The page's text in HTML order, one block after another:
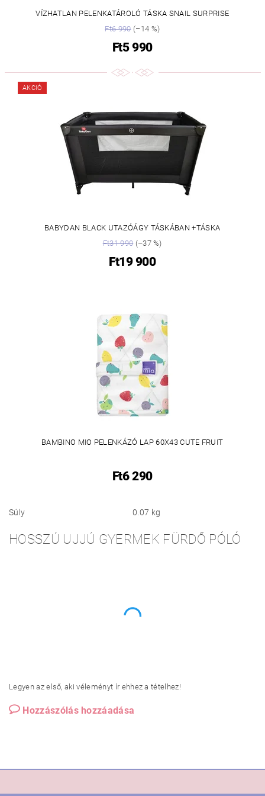
VÍZHATLAN PELENKATÁROLÓ TÁSKA SNAIL SURPRISE
Ft6 990(–14 %)
Ft5 990
AKCIÓ
BABYDAN BLACK UTAZÓÁGY TÁSKÁBAN +TÁSKA
Ft31 990(–37 %)
Ft19 900
BAMBINO MIO PELENKÁZÓ LAP 60X43 CUTE FRUIT
Ft6 290
Súly 0.07 kg
HOSSZÚ UJJÚ GYERMEK FÜRDŐ PÓLÓ
Legyen az első, aki véleményt ír ehhez a tételhez!
Hozzászólás hozzáadása